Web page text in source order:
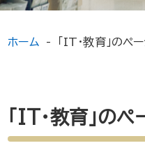
ホーム 「IT・教育」のペ
「IT・教育」の